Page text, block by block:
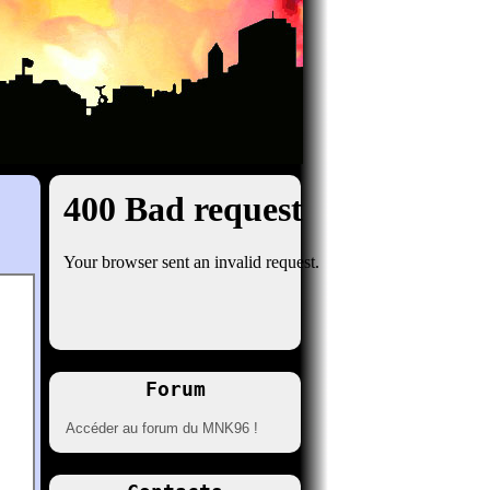
Forum
Accéder au forum du MNK96 !